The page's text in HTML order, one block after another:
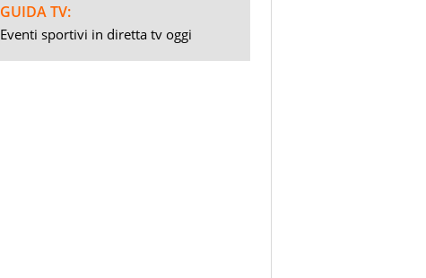
GUIDA TV:
Eventi sportivi in diretta tv oggi